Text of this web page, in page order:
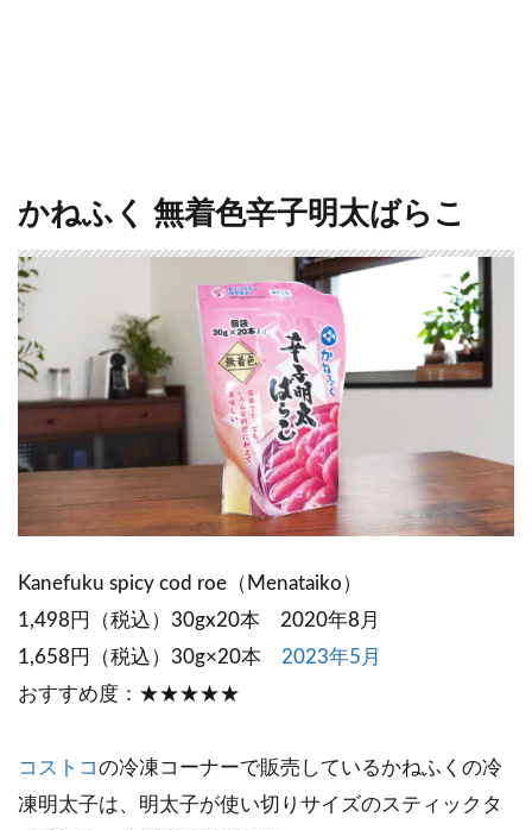
かねふく 無着色辛子明太ばらこ
Kanefuku spicy cod roe（Menataiko）
1,498円（税込）30gx20本 2020年8月
1,658円（税込）30g×20本 2023年5月
おすすめ度：★★★★★
コストコの冷凍コーナーで販売しているかねふくの冷
凍明太子は、明太子が使い切りサイズのスティックタ